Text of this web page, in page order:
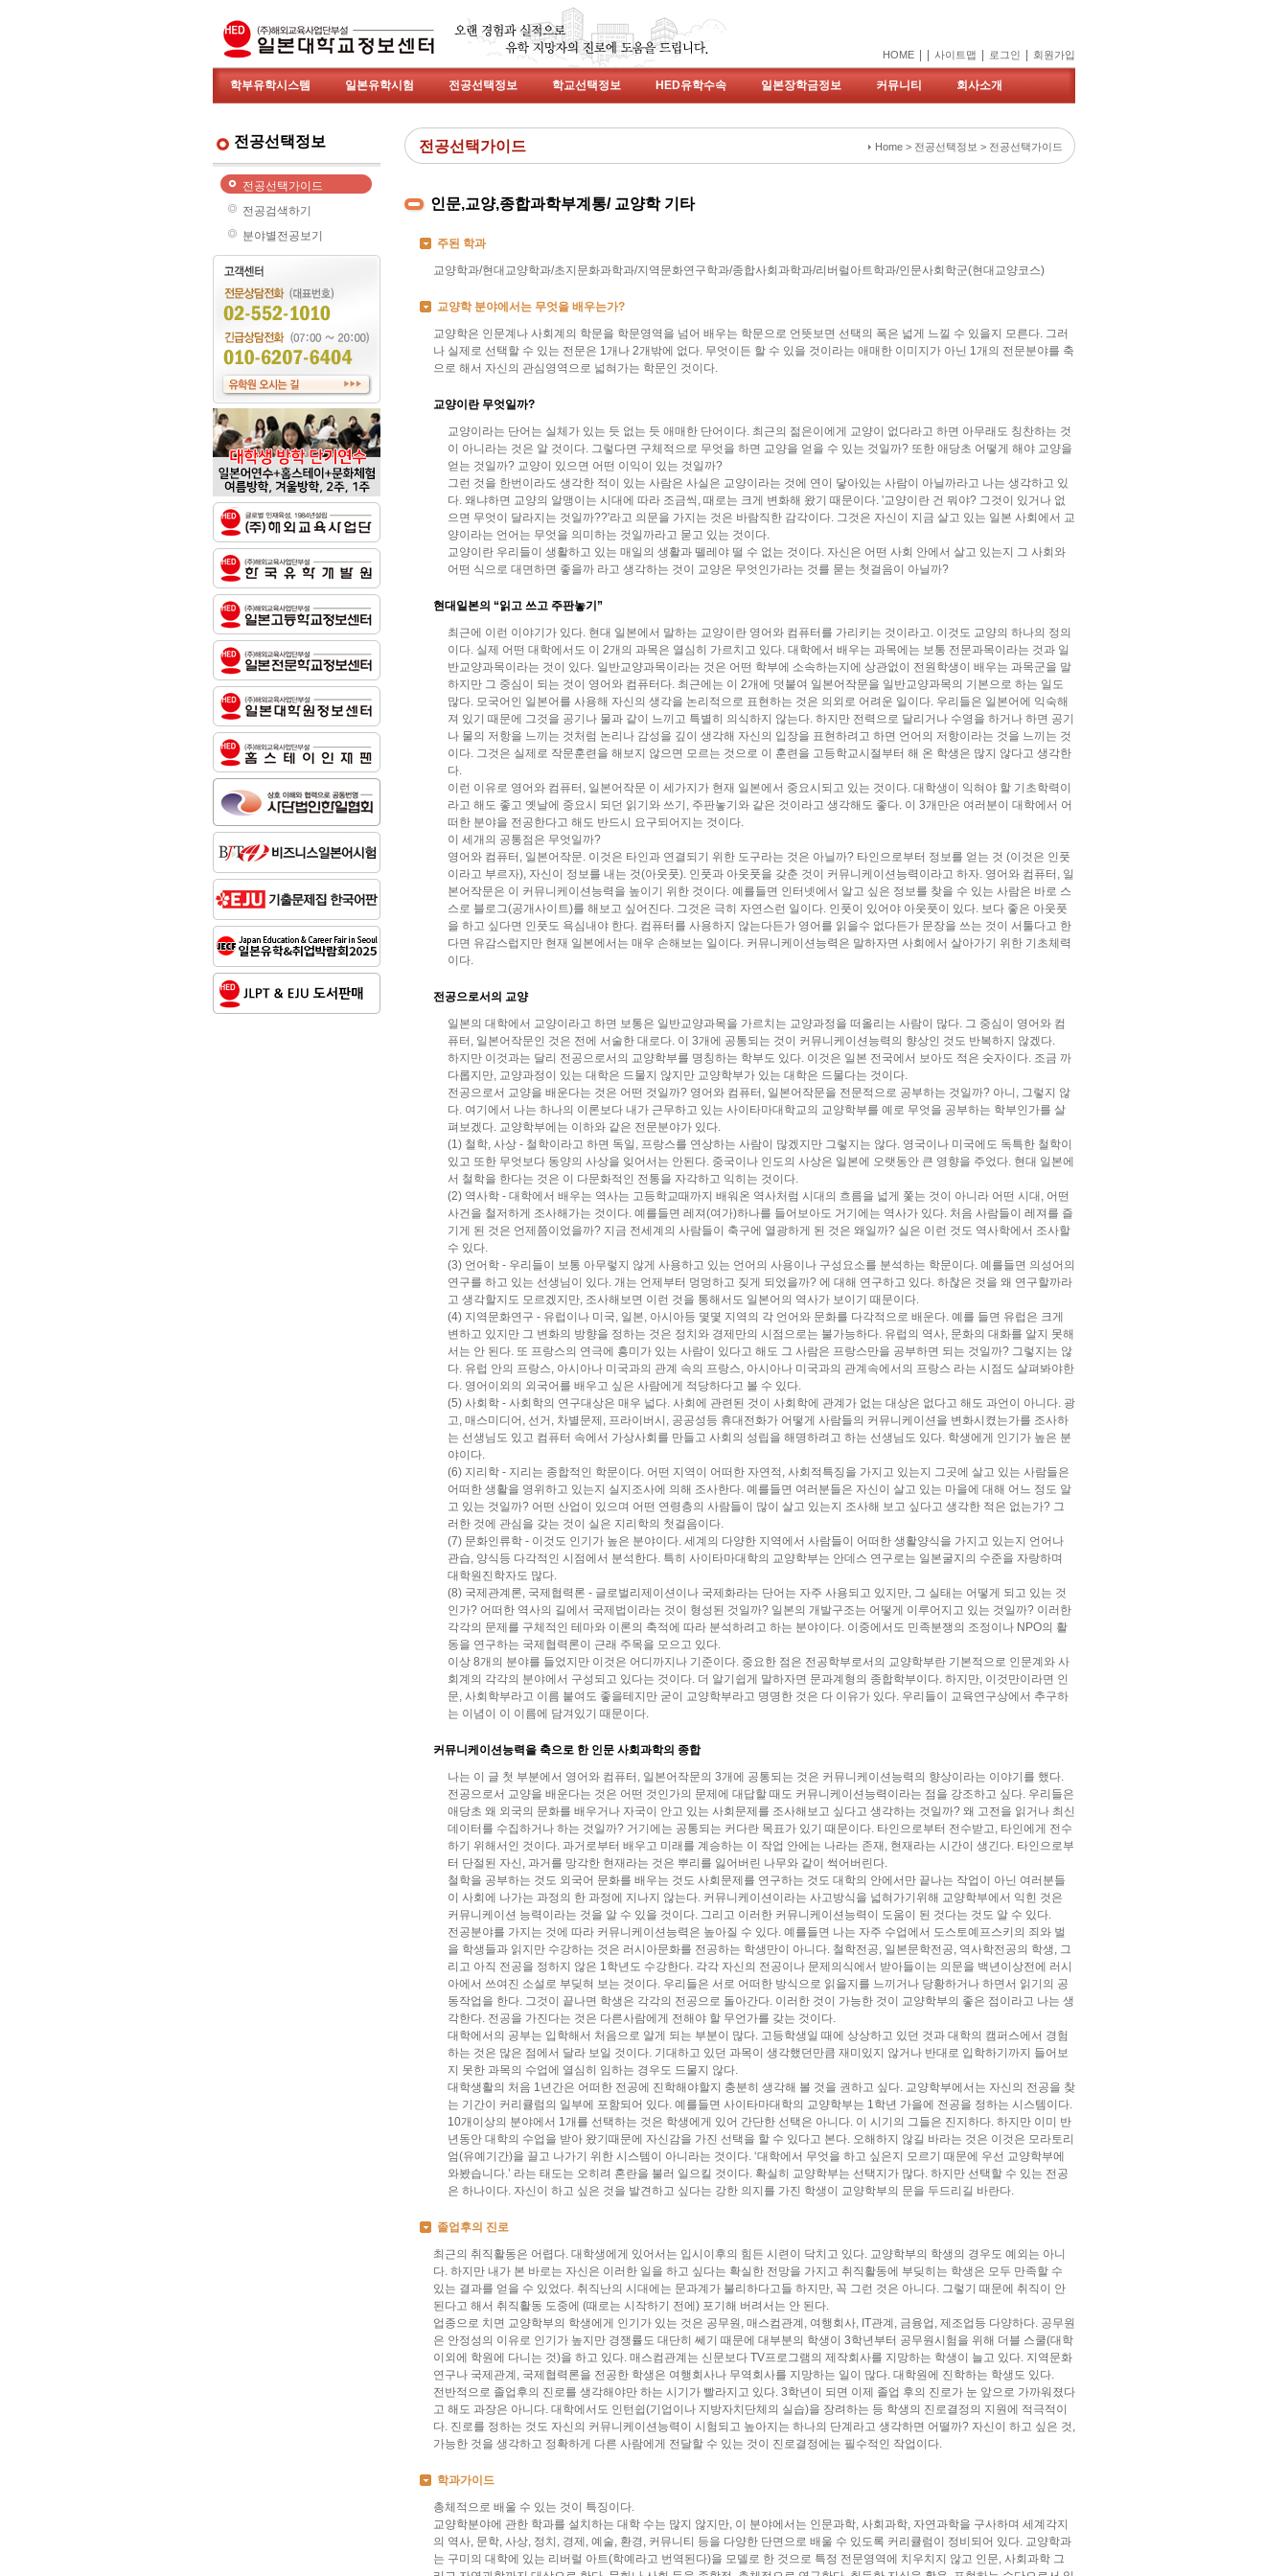
회원가입
로그인
사이트맵
HOME
학부유학시스템 일본유학시험 전공선택정보 학교선택정보 HED유학수속 일본장학금정보 커뮤니티 회사소개
전공선택정보
전공선택가이드
전공검색하기
분야별전공보기
Home > 전공선택정보 > 전공선택가이드
전공선택가이드
인문,교양,종합과학부계통/ 교양학 기타
주된 학과
교양학과/현대교양학과/초지문화과학과/지역문화연구학과/종합사회과학과/리버럴아트학과/인문사회학군(현대교양코스)
교양학 분야에서는 무엇을 배우는가?
교양학은 인문계나 사회계의 학문을 학문영역을 넘어 배우는 학문으로 언뜻보면 선택의 폭은 넓게 느낄 수 있을지 모른다. 그러
나 실제로 선택할 수 있는 전문은 1개나 2개밖에 없다. 무엇이든 할 수 있을 것이라는 애매한 이미지가 아닌 1개의 전문분야를 축
으로 해서 자신의 관심영역으로 넓혀가는 학문인 것이다.
교양이란 무엇일까?
교양이라는 단어는 실체가 있는 듯 없는 듯 애매한 단어이다. 최근의 젊은이에게 교양이 없다라고 하면 아무래도 칭찬하는 것
이 아니라는 것은 알 것이다. 그렇다면 구체적으로 무엇을 하면 교양을 얻을 수 있는 것일까? 또한 애당초 어떻게 해야 교양을
얻는 것일까? 교양이 있으면 어떤 이익이 있는 것일까?
그런 것을 한번이라도 생각한 적이 있는 사람은 사실은 교양이라는 것에 연이 닿아있는 사람이 아닐까라고 나는 생각하고 있
다. 왜냐하면 교양의 알맹이는 시대에 따라 조금씩, 때로는 크게 변화해 왔기 때문이다. '교양이란 건 뭐야? 그것이 있거나 없
으면 무엇이 달라지는 것일까??'라고 의문을 가지는 것은 바람직한 감각이다. 그것은 자신이 지금 살고 있는 일본 사회에서 교
양이라는 언어는 무엇을 의미하는 것일까라고 묻고 있는 것이다.
교양이란 우리들이 생활하고 있는 매일의 생활과 뗄레야 떨 수 없는 것이다. 자신은 어떤 사회 안에서 살고 있는지 그 사회와
어떤 식으로 대면하면 좋을까 라고 생각하는 것이 교양은 무엇인가라는 것를 묻는 첫걸음이 아닐까?
현대일본의 “읽고 쓰고 주판놓기”
최근에 이런 이야기가 있다. 현대 일본에서 말하는 교양이란 영어와 컴퓨터를 가리키는 것이라고. 이것도 교양의 하나의 정의
이다. 실제 어떤 대학에서도 이 2개의 과목은 열심히 가르치고 있다. 대학에서 배우는 과목에는 보통 전문과목이라는 것과 일
반교양과목이라는 것이 있다. 일반교양과목이라는 것은 어떤 학부에 소속하는지에 상관없이 전원학생이 배우는 과목군을 말
하지만 그 중심이 되는 것이 영어와 컴퓨터다. 최근에는 이 2개에 덧붙여 일본어작문을 일반교양과목의 기본으로 하는 일도
많다. 모국어인 일본어를 사용해 자신의 생각을 논리적으로 표현하는 것은 의외로 어려운 일이다. 우리들은 일본어에 익숙해
져 있기 때문에 그것을 공기나 물과 같이 느끼고 특별히 의식하지 않는다. 하지만 전력으로 달리거나 수영을 하거나 하면 공기
나 물의 저항을 느끼는 것처럼 논리나 감성을 깊이 생각해 자신의 입장을 표현하려고 하면 언어의 저항이라는 것을 느끼는 것
이다. 그것은 실제로 작문훈련을 해보지 않으면 모르는 것으로 이 훈련을 고등학교시절부터 해 온 학생은 많지 않다고 생각한
다.
이런 이유로 영어와 컴퓨터, 일본어작문 이 세가지가 현재 일본에서 중요시되고 있는 것이다. 대학생이 익혀야 할 기초학력이
라고 해도 좋고 옛날에 중요시 되던 읽기와 쓰기, 주판놓기와 같은 것이라고 생각해도 좋다. 이 3개만은 여러분이 대학에서 어
떠한 분야을 전공한다고 해도 반드시 요구되어지는 것이다.
이 세개의 공통점은 무엇일까?
영어와 컴퓨터, 일본어작문. 이것은 타인과 연결되기 위한 도구라는 것은 아닐까? 타인으로부터 정보를 얻는 것 (이것은 인풋
이라고 부르자), 자신이 정보를 내는 것(아웃풋). 인풋과 아웃풋을 갖춘 것이 커뮤니케이션능력이라고 하자. 영어와 컴퓨터, 일
본어작문은 이 커뮤니케이션능력을 높이기 위한 것이다. 예를들면 인터넷에서 알고 싶은 정보를 찾을 수 있는 사람은 바로 스
스로 블로그(공개사이트)를 해보고 싶어진다. 그것은 극히 자연스런 일이다. 인풋이 있어야 아웃풋이 있다. 보다 좋은 아웃풋
을 하고 싶다면 인풋도 욕심내야 한다. 컴퓨터를 사용하지 않는다든가 영어를 읽을수 없다든가 문장을 쓰는 것이 서툴다고 한
다면 유감스럽지만 현재 일본에서는 매우 손해보는 일이다. 커뮤니케이션능력은 말하자면 사회에서 살아가기 위한 기초체력
이다.
전공으로서의 교양
일본의 대학에서 교양이라고 하면 보통은 일반교양과목을 가르치는 교양과정을 떠올리는 사람이 많다. 그 중심이 영어와 컴
퓨터, 일본어작문인 것은 전에 서술한 대로다. 이 3개에 공통되는 것이 커뮤니케이션능력의 향상인 것도 반복하지 않겠다.
하지만 이것과는 달리 전공으로서의 교양학부를 명칭하는 학부도 있다. 이것은 일본 전국에서 보아도 적은 숫자이다. 조금 까
다롭지만, 교양과정이 있는 대학은 드물지 않지만 교양학부가 있는 대학은 드물다는 것이다.
전공으로서 교양을 배운다는 것은 어떤 것일까? 영어와 컴퓨터, 일본어작문을 전문적으로 공부하는 것일까? 아니, 그렇지 않
다. 여기에서 나는 하나의 이론보다 내가 근무하고 있는 사이타마대학교의 교양학부를 예로 무엇을 공부하는 학부인가를 살
펴보겠다. 교양학부에는 이하와 같은 전문분야가 있다.
(1) 철학, 사상 - 철학이라고 하면 독일, 프랑스를 연상하는 사람이 많겠지만 그렇지는 않다. 영국이나 미국에도 독특한 철학이
있고 또한 무엇보다 동양의 사상을 잊어서는 안된다. 중국이나 인도의 사상은 일본에 오랫동안 큰 영향을 주었다. 현대 일본에
서 철학을 한다는 것은 이 다문화적인 전통을 자각하고 익히는 것이다.
(2) 역사학 - 대학에서 배우는 역사는 고등학교때까지 배워온 역사처럼 시대의 흐름을 넓게 쫓는 것이 아니라 어떤 시대, 어떤
사건을 철저하게 조사해가는 것이다. 예를들면 레져(여가)하나를 들어보아도 거기에는 역사가 있다. 처음 사람들이 레져를 즐
기게 된 것은 언제쯤이었을까? 지금 전세계의 사람들이 축구에 열광하게 된 것은 왜일까? 실은 이런 것도 역사학에서 조사할
수 있다.
(3) 언어학 - 우리들이 보통 아무렇지 않게 사용하고 있는 언어의 사용이나 구성요소를 분석하는 학문이다. 예를들면 의성어의
연구를 하고 있는 선생님이 있다. 개는 언제부터 멍멍하고 짖게 되었을까? 에 대해 연구하고 있다. 하찮은 것을 왜 연구할까라
고 생각할지도 모르겠지만, 조사해보면 이런 것을 통해서도 일본어의 역사가 보이기 때문이다.
(4) 지역문화연구 - 유럽이나 미국, 일본, 아시아등 몇몇 지역의 각 언어와 문화를 다각적으로 배운다. 예를 들면 유럽은 크게
변하고 있지만 그 변화의 방향을 정하는 것은 정치와 경제만의 시점으로는 불가능하다. 유럽의 역사, 문화의 대화를 알지 못해
서는 안 된다. 또 프랑스의 연극에 흥미가 있는 사람이 있다고 해도 그 사람은 프랑스만을 공부하면 되는 것일까? 그렇지는 않
다. 유럽 안의 프랑스, 아시아나 미국과의 관계 속의 프랑스, 아시아나 미국과의 관계속에서의 프랑스 라는 시점도 살펴봐야한
다. 영어이외의 외국어를 배우고 싶은 사람에게 적당하다고 볼 수 있다.
(5) 사회학 - 사회학의 연구대상은 매우 넓다. 사회에 관련된 것이 사회학에 관계가 없는 대상은 없다고 해도 과언이 아니다. 광
고, 매스미디어, 선거, 차별문제, 프라이버시, 공공성등 휴대전화가 어떻게 사람들의 커뮤니케이션을 변화시켰는가를 조사하
는 선생님도 있고 컴퓨터 속에서 가상사회를 만들고 사회의 성립을 해명하려고 하는 선생님도 있다. 학생에게 인기가 높은 분
야이다.
(6) 지리학 - 지리는 종합적인 학문이다. 어떤 지역이 어떠한 자연적, 사회적특징을 가지고 있는지 그곳에 살고 있는 사람들은
어떠한 생활을 영위하고 있는지 실지조사에 의해 조사한다. 예를들면 여러분들은 자신이 살고 있는 마을에 대해 어느 정도 알
고 있는 것일까? 어떤 산업이 있으며 어떤 연령층의 사람들이 많이 살고 있는지 조사해 보고 싶다고 생각한 적은 없는가? 그
러한 것에 관심을 갖는 것이 실은 지리학의 첫걸음이다.
(7) 문화인류학 - 이것도 인기가 높은 분야이다. 세계의 다양한 지역에서 사람들이 어떠한 생활양식을 가지고 있는지 언어나
관습, 양식등 다각적인 시점에서 분석한다. 특히 사이타마대학의 교양학부는 안데스 연구로는 일본굴지의 수준을 자랑하며
대학원진학자도 많다.
(8) 국제관계론, 국제협력론 - 글로벌리제이션이나 국제화라는 단어는 자주 사용되고 있지만, 그 실태는 어떻게 되고 있는 것
인가? 어떠한 역사의 길에서 국제법이라는 것이 형성된 것일까? 일본의 개발구조는 어떻게 이루어지고 있는 것일까? 이러한
각각의 문제를 구체적인 테마와 이론의 축적에 따라 분석하려고 하는 분야이다. 이중에서도 민족분쟁의 조정이나 NPO의 활
동을 연구하는 국제협력론이 근래 주목을 모으고 있다.
이상 8개의 분야를 들었지만 이것은 어디까지나 기준이다. 중요한 점은 전공학부로서의 교양학부란 기본적으로 인문계와 사
회계의 각각의 분야에서 구성되고 있다는 것이다. 더 알기쉽게 말하자면 문과계형의 종합학부이다. 하지만, 이것만이라면 인
문, 사회학부라고 이름 붙여도 좋을테지만 굳이 교양학부라고 명명한 것은 다 이유가 있다. 우리들이 교육연구상에서 추구하
는 이념이 이 이름에 담겨있기 때문이다.
커뮤니케이션능력을 축으로 한 인문 사회과학의 종합
나는 이 글 첫 부분에서 영어와 컴퓨터, 일본어작문의 3개에 공통되는 것은 커뮤니케이션능력의 향상이라는 이야기를 했다.
전공으로서 교양을 배운다는 것은 어떤 것인가의 문제에 대답할 때도 커뮤니케이션능력이라는 점을 강조하고 싶다. 우리들은
애당초 왜 외국의 문화를 배우거나 자국이 안고 있는 사회문제를 조사해보고 싶다고 생각하는 것일까? 왜 고전을 읽거나 최신
데이터를 수집하거나 하는 것일까? 거기에는 공통되는 커다란 목표가 있기 때문이다. 타인으로부터 전수받고, 타인에게 전수
하기 위해서인 것이다. 과거로부터 배우고 미래를 계승하는 이 작업 안에는 나라는 존재, 현재라는 시간이 생긴다. 타인으로부
터 단절된 자신, 과거를 망각한 현재라는 것은 뿌리를 잃어버린 나무와 같이 썩어버린다.
철학을 공부하는 것도 외국어 문화를 배우는 것도 사회문제를 연구하는 것도 대학의 안에서만 끝나는 작업이 아닌 여러분들
이 사회에 나가는 과정의 한 과정에 지나지 않는다. 커뮤니케이션이라는 사고방식을 넓혀가기위해 교양학부에서 익힌 것은
커뮤니케이션 능력이라는 것을 알 수 있을 것이다. 그리고 이러한 커뮤니케이션능력이 도움이 된 것다는 것도 알 수 있다.
전공분야를 가지는 것에 따라 커뮤니케이션능력은 높아질 수 있다. 예를들면 나는 자주 수업에서 도스토예프스키의 죄와 벌
을 학생들과 읽지만 수강하는 것은 러시아문화를 전공하는 학생만이 아니다. 철학전공, 일본문학전공, 역사학전공의 학생, 그
리고 아직 전공을 정하지 않은 1학년도 수강한다. 각각 자신의 전공이나 문제의식에서 받아들이는 의문을 백년이상전에 러시
아에서 쓰여진 소설로 부딪혀 보는 것이다. 우리들은 서로 어떠한 방식으로 읽을지를 느끼거나 당황하거나 하면서 읽기의 공
동작업을 한다. 그것이 끝나면 학생은 각각의 전공으로 돌아간다. 이러한 것이 가능한 것이 교양학부의 좋은 점이라고 나는 생
각한다. 전공을 가진다는 것은 다른사람에게 전해야 할 무언가를 갖는 것이다.
대학에서의 공부는 입학해서 처음으로 알게 되는 부분이 많다. 고등학생일 때에 상상하고 있던 것과 대학의 캠퍼스에서 경험
하는 것은 많은 점에서 달라 보일 것이다. 기대하고 있던 과목이 생각했던만큼 재미있지 않거나 반대로 입학하기까지 들어보
지 못한 과목의 수업에 열심히 임하는 경우도 드물지 않다.
대학생활의 처음 1년간은 어떠한 전공에 진학해야할지 충분히 생각해 볼 것을 권하고 싶다. 교양학부에서는 자신의 전공을 찾
는 기간이 커리큘럼의 일부에 포함되어 있다. 예를들면 사이타마대학의 교양학부는 1학년 가을에 전공을 정하는 시스템이다.
10개이상의 분야에서 1개를 선택하는 것은 학생에게 있어 간단한 선택은 아니다. 이 시기의 그들은 진지하다. 하지만 이미 반
년동안 대학의 수업을 받아 왔기때문에 자신감을 가진 선택을 할 수 있다고 본다. 오해하지 않길 바라는 것은 이것은 모라토리
엄(유예기간)을 끌고 나가기 위한 시스템이 아니라는 것이다. ‘대학에서 무엇을 하고 싶은지 모르기 때문에 우선 교양학부에
와봤습니다.’ 라는 태도는 오히려 혼란을 불러 일으킬 것이다. 확실히 교양학부는 선택지가 많다. 하지만 선택할 수 있는 전공
은 하나이다. 자신이 하고 싶은 것을 발견하고 싶다는 강한 의지를 가진 학생이 교양학부의 문을 두드리길 바란다.
졸업후의 진로
최근의 취직활동은 어렵다. 대학생에게 있어서는 입시이후의 힘든 시련이 닥치고 있다. 교양학부의 학생의 경우도 예외는 아니
다. 하지만 내가 본 바로는 자신은 이러한 일을 하고 싶다는 확실한 전망을 가지고 취직활동에 부딪히는 학생은 모두 만족할 수
있는 결과를 얻을 수 있었다. 취직난의 시대에는 문과계가 불리하다고들 하지만, 꼭 그런 것은 아니다. 그렇기 때문에 취직이 안
된다고 해서 취직활동 도중에 (때로는 시작하기 전에) 포기해 버려서는 안 된다.
업종으로 치면 교양학부의 학생에게 인기가 있는 것은 공무원, 매스컴관계, 여행회사, IT관계, 금융업, 제조업등 다양하다. 공무원
은 안정성의 이유로 인기가 높지만 경쟁률도 대단히 쎄기 때문에 대부분의 학생이 3학년부터 공무원시험을 위해 더블 스쿨(대학
이외에 학원에 다니는 것)을 하고 있다. 매스컴관계는 신문보다 TV프로그램의 제작회사를 지망하는 학생이 늘고 있다. 지역문화
연구나 국제관계, 국제협력론을 전공한 학생은 여행회사나 무역회사를 지망하는 일이 많다. 대학원에 진학하는 학생도 있다.
전반적으로 졸업후의 진로를 생각해야만 하는 시기가 빨라지고 있다. 3학년이 되면 이제 졸업 후의 진로가 눈 앞으로 가까워졌다
고 해도 과장은 아니다. 대학에서도 인턴쉽(기업이나 지방자치단체의 실습)을 장려하는 등 학생의 진로결정의 지원에 적극적이
다. 진로를 정하는 것도 자신의 커뮤니케이션능력이 시험되고 높아지는 하나의 단계라고 생각하면 어떨까? 자신이 하고 싶은 것,
가능한 것을 생각하고 정확하게 다른 사람에게 전달할 수 있는 것이 진로결정에는 필수적인 작업이다.
학과가이드
총체적으로 배울 수 있는 것이 특징이다.
교양학분야에 관한 학과를 설치하는 대학 수는 많지 않지만, 이 분야에서는 인문과학, 사회과학, 자연과학을 구사하며 세계각지
의 역사, 문학, 사상, 정치, 경제, 예술, 환경, 커뮤니티 등을 다양한 단면으로 배울 수 있도록 커리큘럼이 정비되어 있다. 교양학과
는 구미의 대학에 있는 리버럴 아트(학예라고 번역된다)을 모델로 한 것으로 특정 전문영역에 치우치지 않고 인문, 사회과학 그